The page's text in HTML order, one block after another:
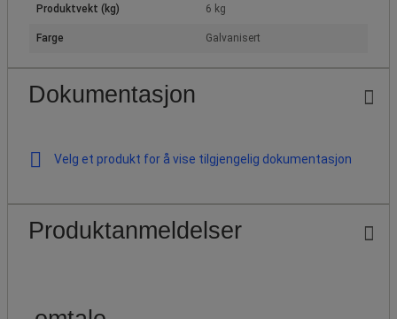
Produktvekt (kg) 6 kg
Farge Galvanisert
Dokumentasjon
Velg et produkt for å vise tilgjengelig dokumentasjon
Produktanmeldelser